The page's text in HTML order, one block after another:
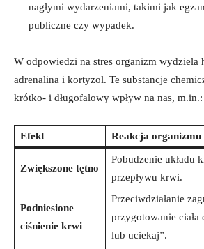
nagłymi wydarzeniami, takimi jak
publiczne czy wypadek.
W odpowiedzi na stres organizm wydziela
adrenalina i kortyzol. Te substancje
krótko- i długofalowy wpływ na nas, m.in.:
Efekt Reakcja organizmu
Zwiększone tętno
Pobudzenie układu
przepływu krwi.
Podniesione
ciśnienie krwi
Przeciwdziałanie
przygotowanie
lub uciekaj”.